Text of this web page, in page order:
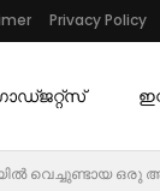
Privacy Policy
ഒരു